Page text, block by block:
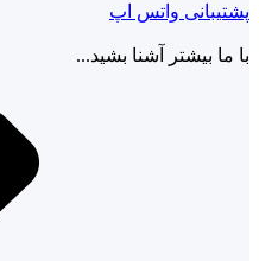
پشتیبانی واتس اپ
با ما بیشتر آشنا بشید...